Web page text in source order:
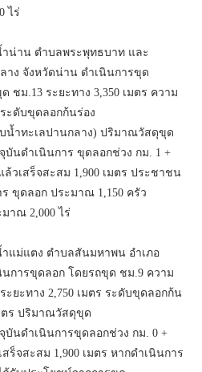
ไร่
น่าน ตำบลพระพุทธบาท และ
าง จังหวัดน่าน ดำเนินการขุด
ชม.13 ระยะทาง 3,350 เมตร ความ
ระดับขุดลอกก้นร่อง
บน้ำทะเลปานกลาง) ปริมาณวัสดุขุด
บันดำเนินการ ขุดลอกช่วง กม. 1 +
ล้วเสร็จสะสม 1,900 เมตร ประชาชน
ขุดลอก ประมาณ 1,150 ครัว
าณ 2,000 ไร่
แม่แตง ตำบลสันมหาพน อำเภอ
นการขุดลอก โดยรถขุด ชม.9 ความ
ะยะทาง 2,750 เมตร ระดับขุดลอกก้น
มตร ปริมาณวัสดุขุด
บันดำเนินการขุดลอกช่วง กม. 0 +
สร็จสะสม 1,900 เมตร หากดำเนินการ